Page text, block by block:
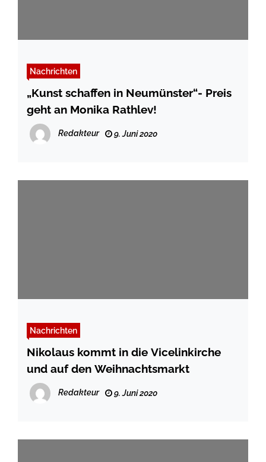
Nachrichten
„Kunst schaffen in Neumünster“- Preis
geht an Monika Rathlev!
Redakteur 9. Juni 2020
Nachrichten
Nikolaus kommt in die Vicelinkirche
und auf den Weihnachtsmarkt
Redakteur 9. Juni 2020